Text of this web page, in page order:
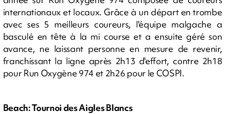
internationaux et locaux. Grâce à un départ en trombe
avec ses 5 meilleurs coureurs, l'équipe malgache a
basculé en tête à la mi course et a ensuite géré son
avance, ne laissant personne en mesure de revenir,
franchissant la ligne après 2h13 d'effort, contre 2h18
pour Run Oxygène 974 et 2h26 pour le COSPI.
Beach: Tournoi des Aigles Blancs